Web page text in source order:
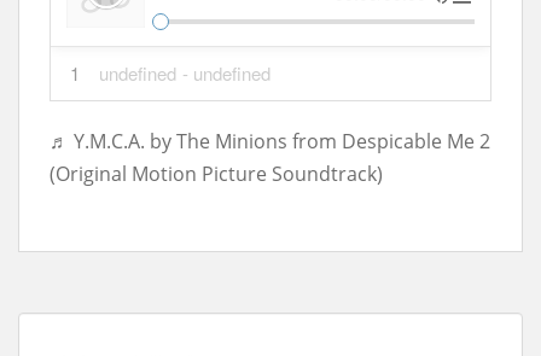
1 undefined - undefined
♬ Y.M.C.A. by The Minions from Despicable Me 2
(Original Motion Picture Soundtrack)